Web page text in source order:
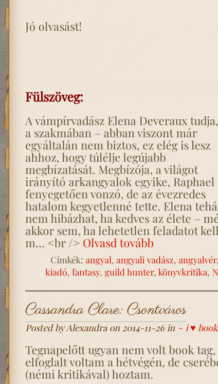
Jó olvasást!
Fülszöveg:
A vámpírvadász Elena Deveraux
a szakmában – abban viszont már
egyáltalán nem biztos, ez elég is lesz
ahhoz, hogy túlélje legújabb
megbízatását. Megbízója, a világot
irányító arkangyalok egyike, Raphael
fenyegetően vonzó, de az évezredes
hatalom kegyetlenné tette. Elena
nem hibázhat, ha kedves az élete –
akkor sem, ha lehetetlen feladatot
m… <br /> Olvasd tovább
Címkék: angyal, angyali vadász, angyalvér
kiadó, fantasy, guild hunter, könyvkritika,
Cassandra Clare: Csontváros
Posted by Alexandra on 2014-11-26 in ~ i ♥
Tegnapelőtt ugyan nem volt book
elfoglalt voltam a hétvégén, de
(némi kritikával) hoztam.